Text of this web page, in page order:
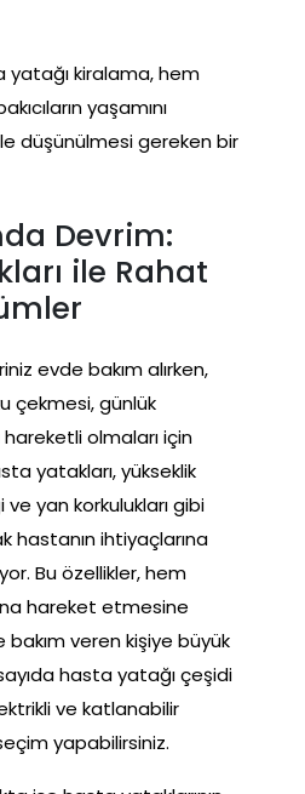
kiralama, hem
yaşamını
düşünülmesi gereken bir
Devrim:
ile Rahat
evde bakım alırken,
çekmesi, günlük
olmaları için
yatakları, yükseklik
yan korkulukları gibi
hastanın ihtiyaçlarına
Bu özellikler, hem
hareket etmesine
veren kişiye büyük
hasta yatağı çeşidi
ve katlanabilir
yapabilirsiniz.